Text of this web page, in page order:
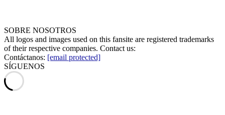
SOBRE NOSOTROS
All logos and images used on this fansite are registered trademarks
of their respective companies. Contact us:
Contáctanos: [email protected]
SÍGUENOS